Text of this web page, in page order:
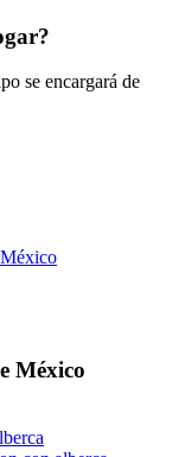
se encargará de
México